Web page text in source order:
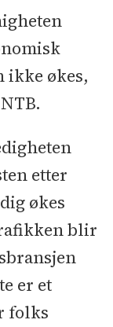
ikke økes,
etter
økes
blir
er et
folks